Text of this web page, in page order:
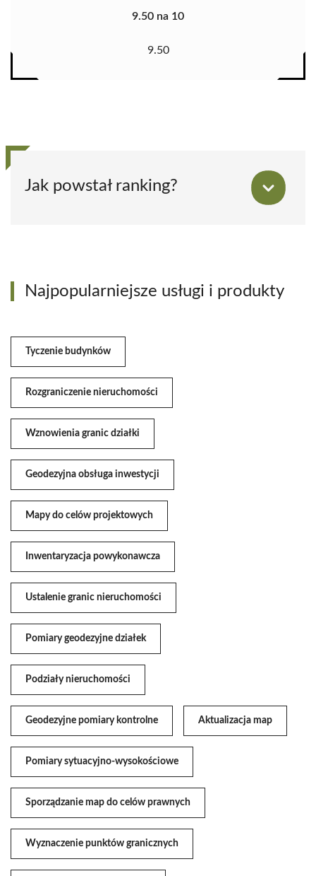
9.50 na 10
9.50
Jak powstał ranking?
Najpopularniejsze usługi i produkty
Tyczenie budynków
Rozgraniczenie nieruchomości
Wznowienia granic działki
Geodezyjna obsługa inwestycji
Mapy do celów projektowych
Inwentaryzacja powykonawcza
Ustalenie granic nieruchomości
Pomiary geodezyjne działek
Podziały nieruchomości
Geodezyjne pomiary kontrolne Aktualizacja map
Pomiary sytuacyjno-wysokościowe
Sporządzanie map do celów prawnych
Wyznaczenie punktów granicznych